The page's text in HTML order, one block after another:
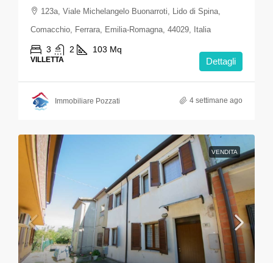
123a, Viale Michelangelo Buonarroti, Lido di Spina,
Comacchio, Ferrara, Emilia-Romagna, 44029, Italia
3 2 103 Mq
VILLETTA Dettagli
Immobiliare Pozzati 4 settimane ago
VENDITA